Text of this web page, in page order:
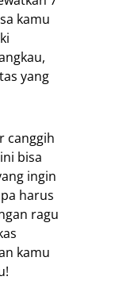
kamu
yang
canggih
bisa
ingin
harus
ragu
kamu